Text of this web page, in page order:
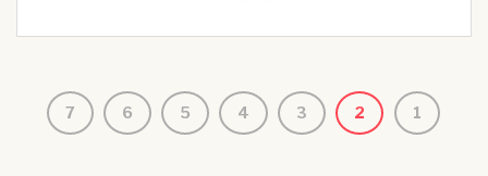
1
2
3
4
5
6
7